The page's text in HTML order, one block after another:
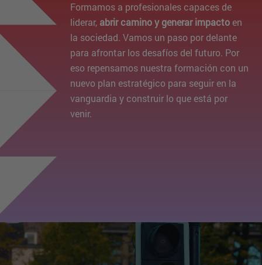
Formamos a profesionales capaces de
liderar, abrir camino y generar impacto en
la sociedad. Vamos un paso por delante
para afrontar los desafíos del futuro. Por
eso repensamos nuestra formación con un
nuevo plan estratégico para seguir en la
vanguardia y construir lo que está por
venir.